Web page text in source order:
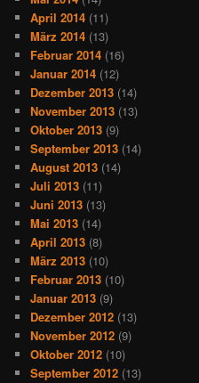
April 2014 (11)
März 2014 (13)
Februar 2014 (16)
Januar 2014 (12)
Dezember 2013 (14)
November 2013 (13)
Oktober 2013 (9)
September 2013 (14)
August 2013 (14)
Juli 2013 (11)
Juni 2013 (13)
Mai 2013 (14)
April 2013 (8)
März 2013 (10)
Februar 2013 (10)
Januar 2013 (9)
Dezember 2012 (13)
November 2012 (9)
Oktober 2012 (10)
September 2012 (13)